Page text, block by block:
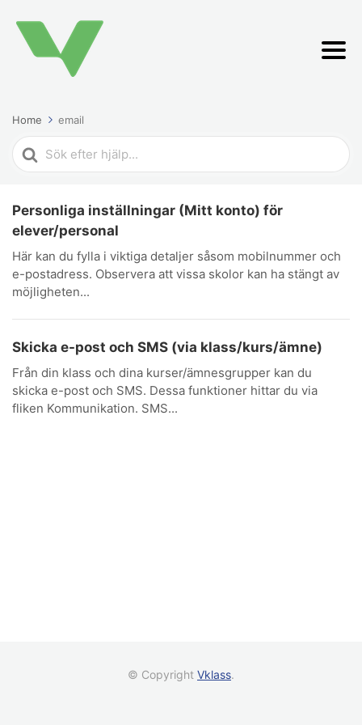
Home email
Search
For
Personliga inställningar (Mitt konto) för
elever/personal
Här kan du fylla i viktiga detaljer såsom mobilnummer och
e-postadress. Observera att vissa skolor kan ha stängt av
möjligheten...
Skicka e-post och SMS (via klass/kurs/ämne)
Från din klass och dina kurser/ämnesgrupper kan du
skicka e-post och SMS. Dessa funktioner hittar du via
fliken Kommunikation. SMS...
© Copyright Vklass.